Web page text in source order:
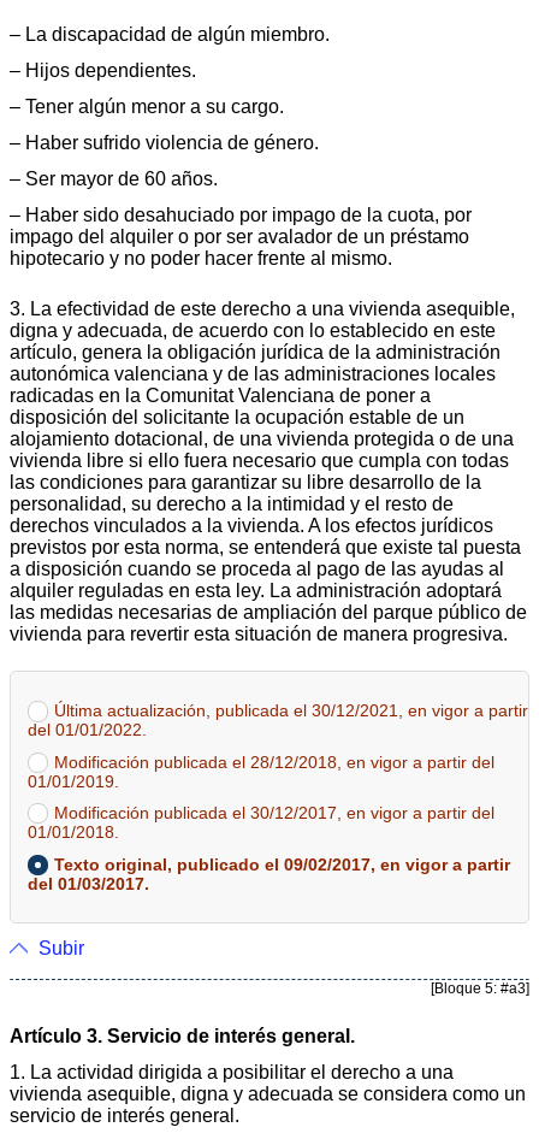
– La discapacidad de algún miembro.
– Hijos dependientes.
– Tener algún menor a su cargo.
– Haber sufrido violencia de género.
– Ser mayor de 60 años.
– Haber sido desahuciado por impago de la cuota, por
impago del alquiler o por ser avalador de un préstamo
hipotecario y no poder hacer frente al mismo.
3. La efectividad de este derecho a una vivienda asequible,
digna y adecuada, de acuerdo con lo establecido en este
artículo, genera la obligación jurídica de la administración
autonómica valenciana y de las administraciones locales
radicadas en la Comunitat Valenciana de poner a
disposición del solicitante la ocupación estable de un
alojamiento dotacional, de una vivienda protegida o de una
vivienda libre si ello fuera necesario que cumpla con todas
las condiciones para garantizar su libre desarrollo de la
personalidad, su derecho a la intimidad y el resto de
derechos vinculados a la vivienda. A los efectos jurídicos
previstos por esta norma, se entenderá que existe tal puesta
a disposición cuando se proceda al pago de las ayudas al
alquiler reguladas en esta ley. La administración adoptará
las medidas necesarias de ampliación del parque público de
vivienda para revertir esta situación de manera progresiva.
Última actualización, publicada el 30/12/2021, en vigor a partir
del 01/01/2022.
Modificación publicada el 28/12/2018, en vigor a partir del
01/01/2019.
Modificación publicada el 30/12/2017, en vigor a partir del
01/01/2018.
Texto original, publicado el 09/02/2017, en vigor a partir
del 01/03/2017.
Subir
[Bloque 5: #a3]
Artículo 3. Servicio de interés general.
1. La actividad dirigida a posibilitar el derecho a una
vivienda asequible, digna y adecuada se considera como un
servicio de interés general.